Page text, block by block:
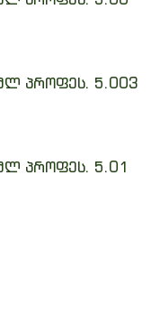
მლ პროფეს. 5.003
მლ პროფეს. 5.01